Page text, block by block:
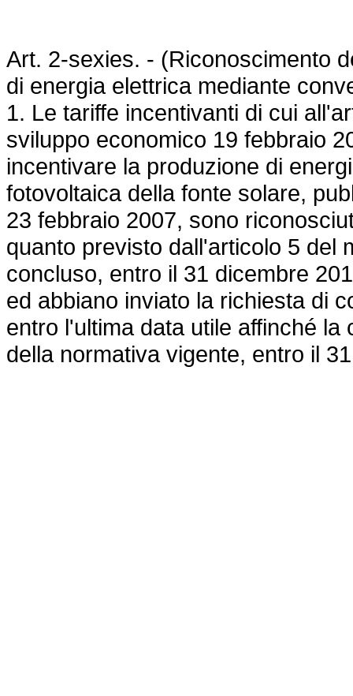
Art. 2-sexies. - (Riconoscimento
di energia elettrica mediante
1. Le tariffe incentivanti di cui
sviluppo economico 19 febbraio
incentivare la produzione di
fotovoltaica della fonte solare,
23 febbraio 2007, sono
quanto previsto dall'articolo 5 del
concluso, entro il 31 dicembre
ed abbiano inviato la richiesta di
entro l'ultima data utile affinché
della normativa vigente, entro il